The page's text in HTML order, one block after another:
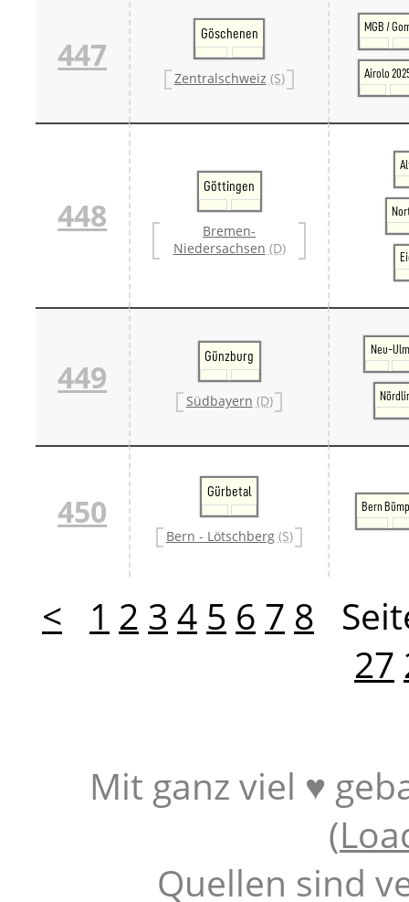
447
Göschenen
Zentralschweiz (S)
MGB /
Airolo
448
Göttingen
Bremen-
Niedersachsen (D)
449
Günzburg
Südbayern (D)
Neu-
450
Gürbetal
Bern - Lötschberg (S)
Bern
< 1 2 3 4 5 6 7 8
27
Mit ganz viel ♥
(
Quellen sind